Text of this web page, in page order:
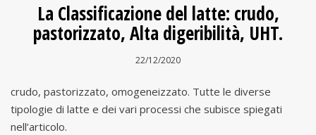
La Classificazione del latte: crudo,
pastorizzato, Alta digeribilità, UHT.
22/12/2020
crudo, pastorizzato, omogeneizzato. Tutte le diverse
tipologie di latte e dei vari processi che subisce spiegati
nell’articolo.